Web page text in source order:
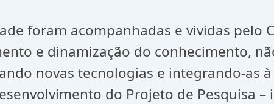
foram acompanhadas e vividas pelo
e dinamização do conhecimento,
novas tecnologias e integrando-as
do Projeto de Pesquisa –